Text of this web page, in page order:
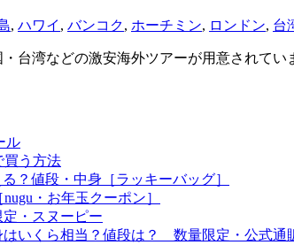
, ハワイ , バンコク, ホーチミン, ロンドン, 台
湾などの激安海外ツアーが用意されてい
ル
買う方法
？値段・中身［ラッキーバッグ］
・お年玉クーポン］
・スヌーピー
はいくら相当？値段は？ 数量限定・公式通